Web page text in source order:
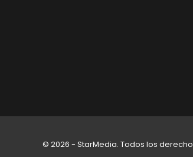
© 2026 - StarMedia. Todos los